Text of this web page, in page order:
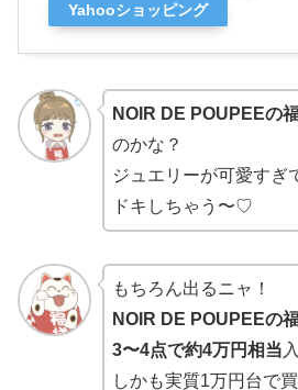
Yahooショッピング
NOIR DE POUPEEの
のかな？
ジュエリーが可愛すぎ
ドキしちゃう〜♡
もちろん出るニャ！
NOIR DE POUPEEの
3〜4点で約4万円相当
しかも実質1万円台で買